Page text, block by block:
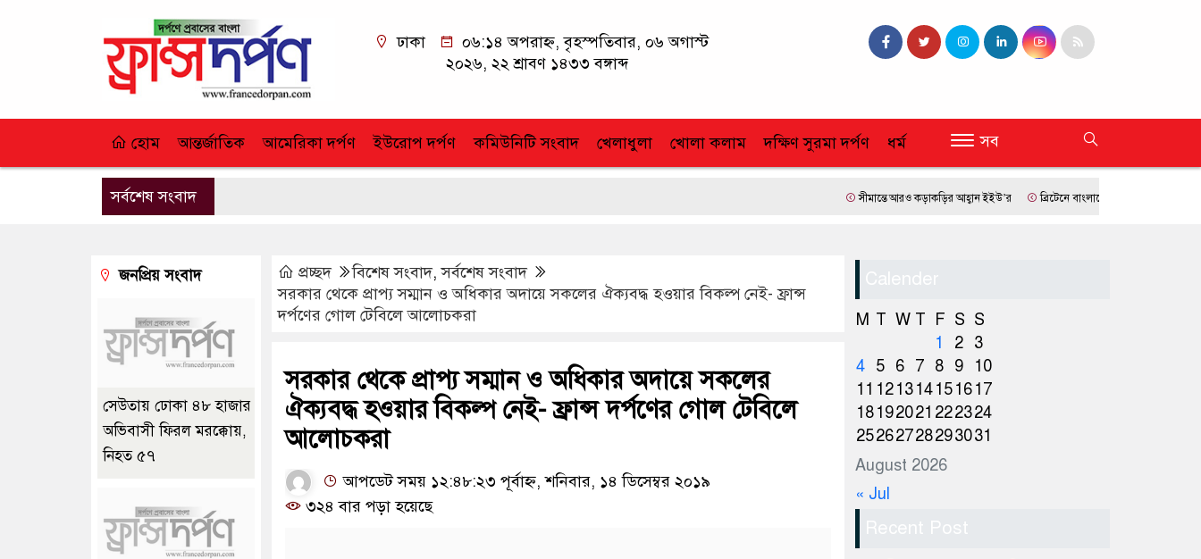
ঢাকা
০৬:১৪ অপরাহ্ন, বৃহস্পতিবার, ০৬ অগাস্ট
২০২৬, ২২ শ্রাবণ ১৪৩৩ বঙ্গাব্দ
হোম আন্তর্জাতিক আমেরিকা দর্পণ ইউরোপ দর্পণ কমিউনিটি সংবাদ খেলাধুলা খোলা কলাম দক্ষিণ সুরমা দর্পণ ধর্ম সব
সর্বশেষ সংবাদ সীমান্তে আরও কড়াকড়ির আহ্বান ইইউ’র ব্রিটেনে বাংলাদেশি প্রায় ৭ লাখ ৯৫ শতাংশই
প্রচ্ছদ বিশেষ সংবাদ,সর্বশেষ সংবাদ
সরকার থেকে প্রাপ্য সম্মান ও অধিকার অদায়ে সকলের ঐক্যবদ্ধ হওয়ার বিকল্প নেই- ফ্রান্স
দর্পণের গোল টেবিলে আলোচকরা
সরকার থেকে প্রাপ্য সম্মান ও অধিকার অদায়ে সকলের
ঐক্যবদ্ধ হওয়ার বিকল্প নেই- ফ্রান্স দর্পণের গোল টেবিলে
আলোচকরা
আপডেট সময় ১২:৪৮:২৩ পূর্বাহ্ন, শনিবার, ১৪ ডিসেম্বর ২০১৯
৩২৪ বার পড়া হয়েছে
জনপ্রিয় সংবাদ
সেউতায় ঢোকা ৪৮ হাজার
অভিবাসী ফিরল মরক্কোয়,
নিহত ৫৭
Calender
August 2026
M T W T F S S
1
2 3
4 5 6 7 8 9
10
11 121314151617
18192021 222324
25262728293031
« Jul
Recent Post